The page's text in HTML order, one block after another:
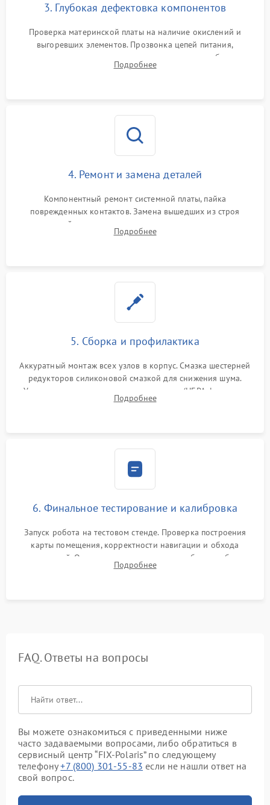
3. Глубокая дефектовка компонентов
Проверка материнской платы на наличие окислений и
выгоревших элементов. Прозвонка цепей питания,
тестирование приводных моторов колес и турбины
всасывания. Оценка состояния оптических и инфракрасных
Подробнее
4. Ремонт и замена деталей
Компонентный ремонт системной платы, пайка
поврежденных контактов. Замена вышедших из строя
двигателей, изношенного аккумулятора, неисправного
лидара или помпы подачи воды. Восстановление шлейфов и
Подробнее
5. Сборка и профилактика
Аккуратный монтаж всех узлов в корпус. Смазка шестерней
редукторов силиконовой смазкой для снижения шума.
Установка новых расходных материалов (HEPA-фильтров,
микрофибры, щеток). Надежная фиксация разъемов и
Подробнее
6. Финальное тестирование и калибровка
Запуск робота на тестовом стенде. Проверка построения
карты помещения, корректности навигации и обхода
препятствий. Оценка силы всасывания и работы турбины.
Тестирование автоматического возврата на док-станцию и
Подробнее
FAQ. Ответы на вопросы
Вы можете ознакомиться с приведенными ниже
часто задаваемыми вопросами, либо обратиться в
сервисный центр “FIX-Polaris” по следующему
телефону+7 (800) 301-55-83 если не нашли ответ на
свой вопрос.